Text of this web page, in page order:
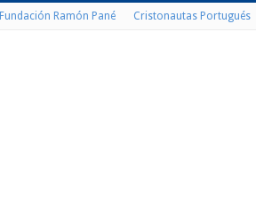
Fundación Ramón Pané Cristonautas Portugués